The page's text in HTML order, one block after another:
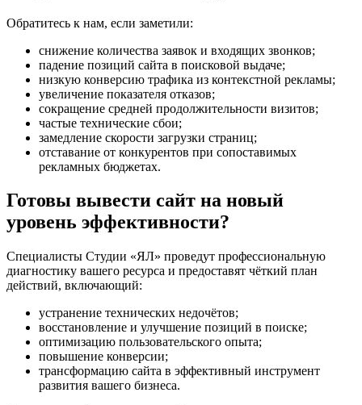
Обратитесь к нам, если заметили:
снижение количества заявок и входящих звонков;
падение позиций сайта в поисковой выдаче;
низкую конверсию трафика из контекстной рекламы;
увеличение показателя отказов;
сокращение средней продолжительности визитов;
частые технические сбои;
замедление скорости загрузки страниц;
отставание от конкурентов при сопоставимых
рекламных бюджетах.
Готовы вывести сайт на новый
уровень эффективности?
Специалисты Студии «ЯЛ» проведут профессиональную
диагностику вашего ресурса и предоставят чёткий план
действий, включающий:
устранение технических недочётов;
восстановление и улучшение позиций в поиске;
оптимизацию пользовательского опыта;
повышение конверсии;
трансформацию сайта в эффективный инструмент
развития вашего бизнеса.